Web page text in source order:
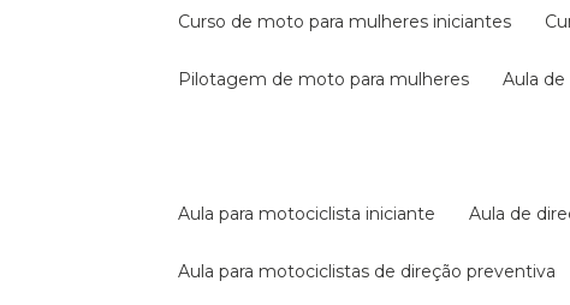
curso de moto para mulheres iniciantes
pilotagem de moto para mulheres aula
aula para motociclista iniciante aula de
aula para motociclistas de direção preventiva